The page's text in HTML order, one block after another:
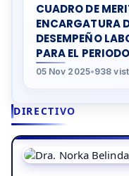
DIRECTIVO
CUADRO DE
ENCARGATURA
DESEMPEÑO
PARA EL
05 Nov 2025•938